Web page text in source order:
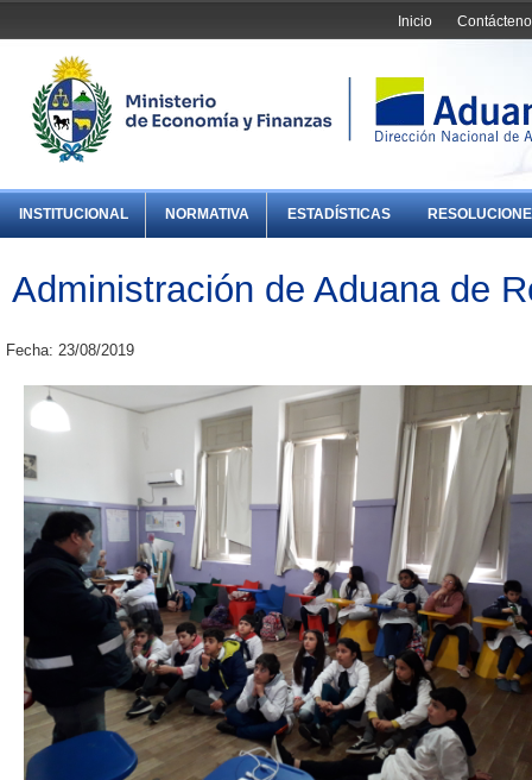
Inicio
INSTITUCIONAL NORMATIVA ESTADÍSTICAS
Administración de Aduana de
Fecha: 23/08/2019